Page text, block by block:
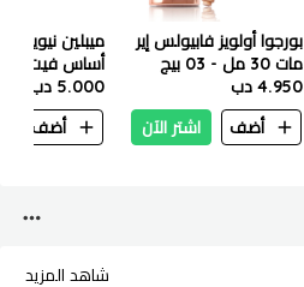
بورجوا أولويز فابيولس إير
مات 30 مل - 03 بيج
فاتح
4.950 دب
أضف
اشتر الآن
ميبلين
أساس فيت مي
118
5.000 دب
أضف
شاهد المزيد